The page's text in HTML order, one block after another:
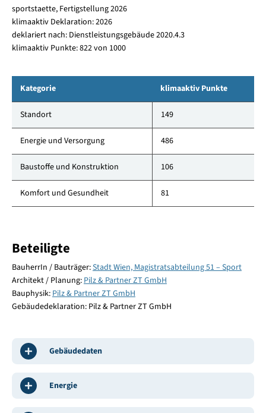
sportstaette, Fertigstellung 2026
klimaaktiv Deklaration: 2026
deklariert nach: Dienstleistungsgebäude 2020.4.3
klimaaktiv Punkte: 822 von 1000
Kategorie klimaaktiv Punkte
Standort 149
Energie und Versorgung 486
Baustoffe und Konstruktion 106
Komfort und Gesundheit 81
Beteiligte
BauherrIn / Bauträger:Stadt Wien, Magistratsabteilung 51 – Sport
Architekt / Planung: Pilz & Partner ZT GmbH
Bauphysik: Pilz & Partner ZT GmbH
Gebäudedeklaration: Pilz & Partner ZT GmbH
Gebäudedaten
Energie